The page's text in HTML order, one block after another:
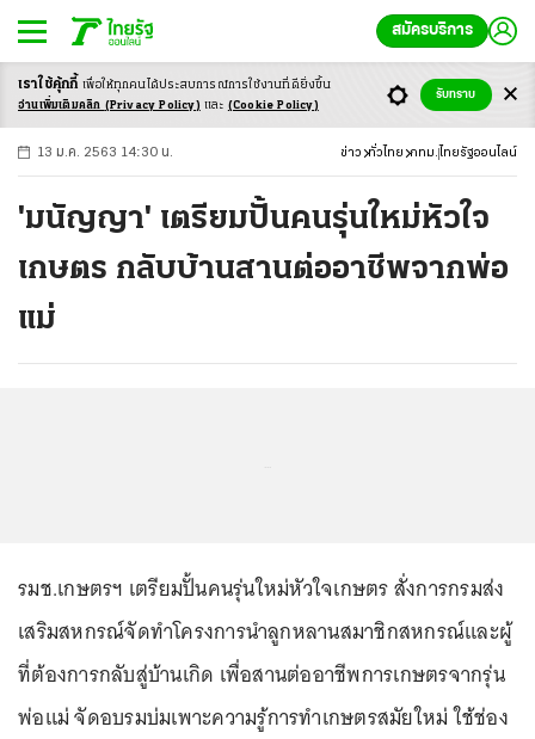
สมัครบริการ
-ก ก ก+
13 ม.ค. 2563 14:30 น. ข่าว ทั่วไทย กทม. ไทยรัฐออนไลน์
'มนัญญา' เตรียมปั้นคนรุ่นใหม่หัวใจ
เกษตร กลับบ้านสานต่ออาชีพจากพ่อ
แม่
รมช.เกษตรฯ เตรียมปั้นคนรุ่นใหม่หัวใจเกษตร สั่งการกรมส่ง
เสริมสหกรณ์จัดทำโครงการนำลูกหลานสมาชิกสหกรณ์และผู้
ที่ต้องการกลับสู่บ้านเกิด เพื่อสานต่ออาชีพการเกษตรจากรุ่น
พ่อแม่ จัดอบรมบ่มเพาะความรู้การทำเกษตรสมัยใหม่ ใช้ช่อง
เราใช้คุ้กกี้ เพื่อให้ทุกคนได้ประสบการณ์การใช้งานที่ดียิ่งขึ้น
อ่านเพิ่มเติมคลิก (Privacy Policy) และ (Cookie Policy)
รับทราบ